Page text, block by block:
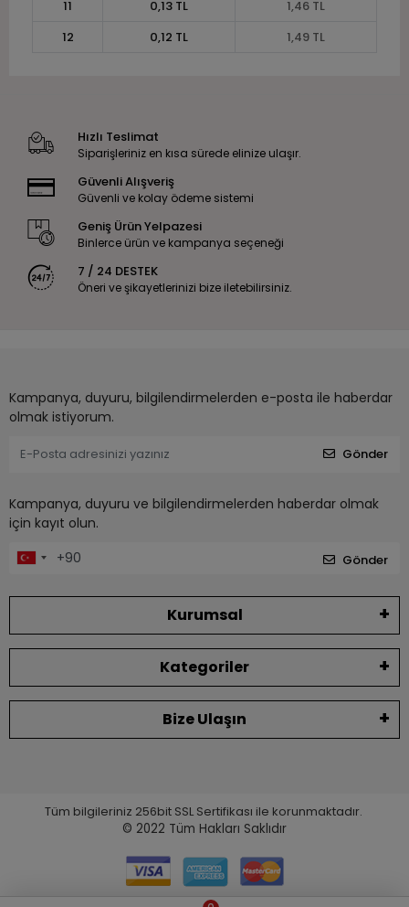
11
0,13 TL
1,46 TL
12
0,12 TL 1,49 TL
Hızlı Teslimat
Siparişleriniz en kısa sürede elinize ulaşır.
Güvenli Alışveriş
Güvenli ve kolay ödeme sistemi
Geniş Ürün Yelpazesi
Binlerce ürün ve kampanya seçeneği
7 / 24 DESTEK
Öneri ve şikayetlerinizi bize iletebilirsiniz.
Kampanya, duyuru, bilgilendirmelerden e-posta ile haberdar
olmak istiyorum.
Gönder
Kampanya, duyuru ve bilgilendirmelerden haberdar olmak
için kayıt olun.
Gönder
Kurumsal
Kategoriler
Bize Ulaşın
Tüm bilgileriniz 256bit SSL Sertifikası ile korunmaktadır.
© 2022 Tüm Hakları Saklıdır